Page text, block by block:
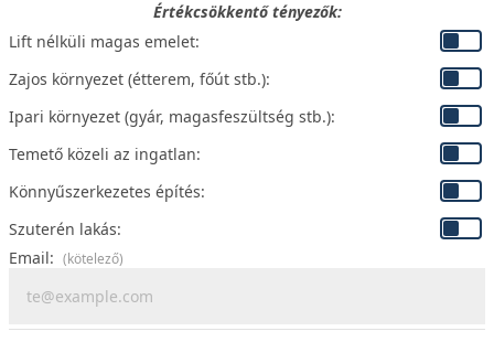
Értékcsökkentő tényezők:
Lift nélküli magas emelet:
Zajos környezet (étterem, főút stb.):
Ipari környezet (gyár, magasfeszültség stb.):
Temető közeli az ingatlan:
Könnyűszerkezetes építés:
Szuterén lakás:
Email: (kötelező)